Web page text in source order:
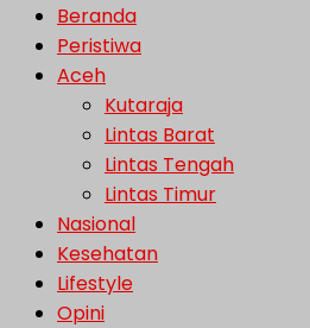
Beranda
Peristiwa
Aceh
Kutaraja
Lintas Barat
Lintas Tengah
Lintas Timur
Nasional
Kesehatan
Lifestyle
Opini